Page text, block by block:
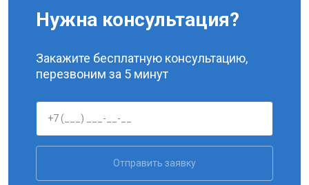
Нужна консультация?
Закажите бесплатную консультацию,
перезвоним за 5 минут
Отправить заявку